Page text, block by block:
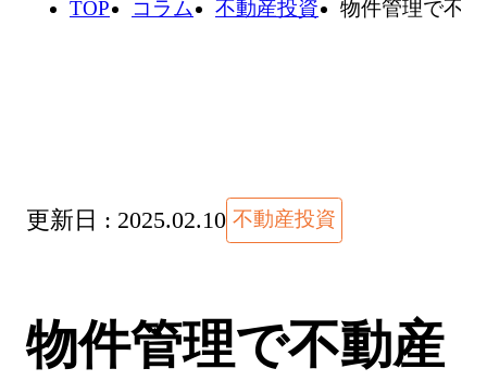
TOP コラム 不動産投資 物件管理で不
更新日 : 2025.02.10 不動産投資
物件管理で不動産